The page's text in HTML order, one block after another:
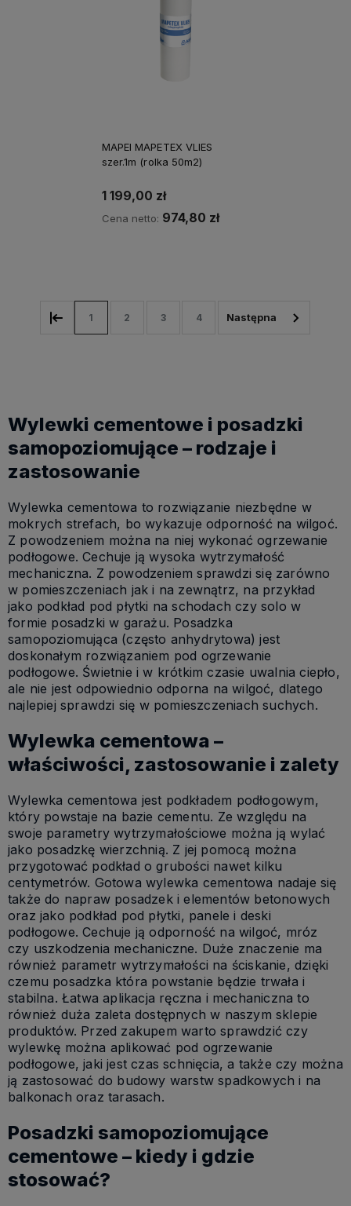
MAPEI MAPETEX VLIES
szer.1m (rolka 50m2)
1 199,00 zł
Cena netto: 974,80 zł
1 2 3 4
Wylewki cementowe i posadzki
samopoziomujące – rodzaje i
zastosowanie
Wylewka cementowa to rozwiązanie niezbędne w
mokrych strefach, bo wykazuje odporność na wilgoć.
Z powodzeniem można na niej wykonać ogrzewanie
podłogowe. Cechuje ją wysoka wytrzymałość
mechaniczna. Z powodzeniem sprawdzi się zarówno
w pomieszczeniach jak i na zewnątrz, na przykład
jako podkład pod płytki na schodach czy solo w
formie posadzki w garażu. Posadzka
samopoziomująca (często anhydrytowa) jest
doskonałym rozwiązaniem pod ogrzewanie
podłogowe. Świetnie i w krótkim czasie uwalnia ciepło,
ale nie jest odpowiednio odporna na wilgoć, dlatego
najlepiej sprawdzi się w pomieszczeniach suchych.
Wylewka cementowa –
właściwości, zastosowanie i zalety
Wylewka cementowa jest podkładem podłogowym,
który powstaje na bazie cementu. Ze względu na
swoje parametry wytrzymałościowe można ją wylać
jako posadzkę wierzchnią. Z jej pomocą można
przygotować podkład o grubości nawet kilku
centymetrów. Gotowa wylewka cementowa nadaje się
także do napraw posadzek i elementów betonowych
oraz jako podkład pod płytki, panele i deski
podłogowe. Cechuje ją odporność na wilgoć, mróz
czy uszkodzenia mechaniczne. Duże znaczenie ma
również parametr wytrzymałości na ściskanie, dzięki
czemu posadzka która powstanie będzie trwała i
stabilna. Łatwa aplikacja ręczna i mechaniczna to
również duża zaleta dostępnych w naszym sklepie
produktów. Przed zakupem warto sprawdzić czy
wylewkę można aplikować pod ogrzewanie
podłogowe, jaki jest czas schnięcia, a także czy można
ją zastosować do budowy warstw spadkowych i na
balkonach oraz tarasach.
Posadzki samopoziomujące
cementowe – kiedy i gdzie
stosować?